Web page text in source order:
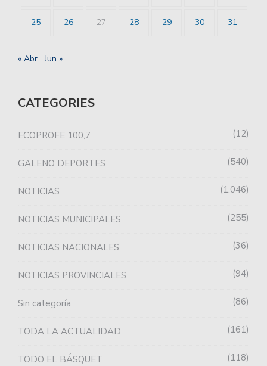
25 26 27 28 29 30 31
« Abr Jun »
CATEGORIES
ECOPROFE 100,7 12
GALENO DEPORTES 540
NOTICIAS 1.046
NOTICIAS MUNICIPALES 255
NOTICIAS NACIONALES 36
NOTICIAS PROVINCIALES 94
Sin categoría 86
TODA LA ACTUALIDAD 161
TODO EL BÁSQUET 118